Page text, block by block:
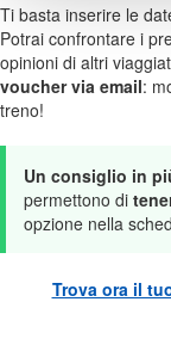
Ti basta inserire le
Potrai confrontare i
opinioni di altri
voucher via email:
treno!
Un consiglio in
permettono di
opzione nella
Trova ora il